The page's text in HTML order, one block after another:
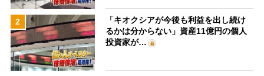
2
「キオクシアが今後も利益を出し続け
るかは分からない」資産11億円の個人
投資家が…